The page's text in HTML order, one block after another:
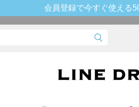
会員登録で今すぐ使える